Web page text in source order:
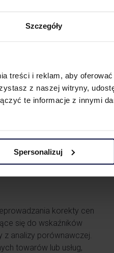
Szczegóły
treści i reklam, aby
z naszej witryny,
te informacje z innymi
Spersonalizuj
podatku
rzecznika
transakcji,
rzeczywiście dokonane
podatek należny
wyłącznie w celu
to nie ma to generalnie
później cenę obliczoną
towarów lub świadczenia
przepisów uzasadnia
korekty cen
się do wskaźników
z analizy porównawczej.
towarów lub usług,